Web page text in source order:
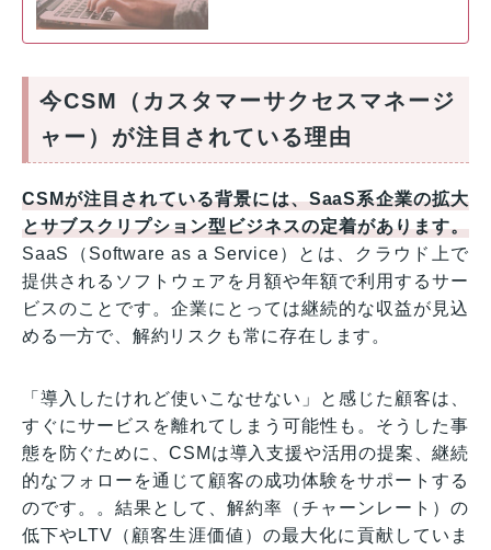
今CSM（カスタマーサクセスマネージ
ャー）が注目されている理由
CSMが注目されている背景には、SaaS系企業の拡大
とサブスクリプション型ビジネスの定着があります。
SaaS（Software as a Service）とは、クラウド上で
提供されるソフトウェアを月額や年額で利用するサー
ビスのことです。企業にとっては継続的な収益が見込
める一方で、解約リスクも常に存在します。
「導入したけれど使いこなせない」と感じた顧客は、
すぐにサービスを離れてしまう可能性も。そうした事
態を防ぐために、CSMは導入支援や活用の提案、継続
的なフォローを通じて顧客の成功体験をサポートする
のです。。結果として、解約率（チャーンレート）の
低下やLTV（顧客生涯価値）の最大化に貢献していま